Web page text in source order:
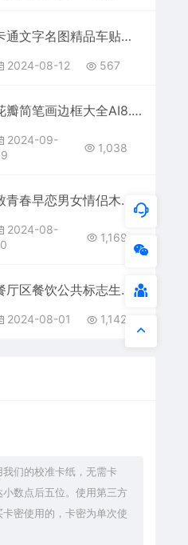
卡通文字名图精品车贴精选AI8.0格式激光打标文件通用矢量图
2024-08-12 567
花瓣简笔画边框大全AI8.0格式激光打标文件通用矢量图
2024-09-
1,038
致青春早恋男女情侣木牌打火机AI8.0格式激光打标文件通用矢量图
2024-08-
1,169
餐厅区餐饮公共标志生活日常公共图标系列布告栏黑色白色
2024-08-01 1,142
们的校准卡纸，无需卡
数点后五位。使用第三方
密使用的，卡密为单次使